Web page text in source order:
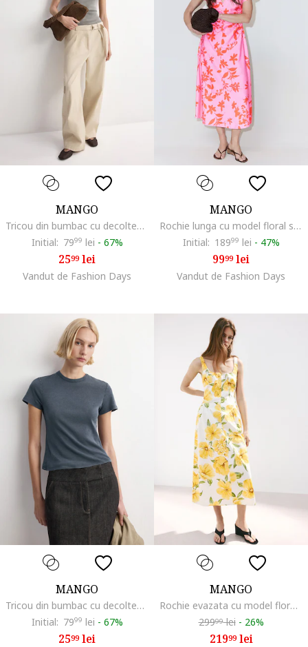
MANGO
Tricou din bumbac cu decolteu la baza gatului, Gri inchis
Initial: 7999 lei - 67%
2599lei
Vandut de Fashion Days
MANGO
Rochie lunga cu model floral si decolteu in V, Portocaliu mandarina/Roz
Initial: 18999 lei - 47%
9999lei
Vandut de Fashion Days
MANGO
Tricou din bumbac cu decolteu la baza gatului, Gri carbune
Initial: 7999 lei - 67%
2599lei
MANGO
Rochie evazata cu model floral, Galben/Verde pal/Alb optic
29999lei - 26%
21999lei